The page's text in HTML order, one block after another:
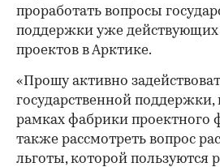
проработать вопросы
поддержки уже
проектов в Арктике.
«Прошу активно
государственной поддержки,
рамках фабрики проектного
также рассмотреть вопрос
льготы, которой пользуются